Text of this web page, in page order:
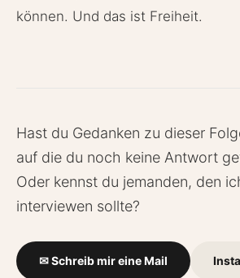
können. Und das ist Freiheit.
Hast du Gedanken zu dieser
auf die du noch keine Antwort
Oder kennst du jemanden, den
interviewen sollte?
✉ Schreib mir eine Mail